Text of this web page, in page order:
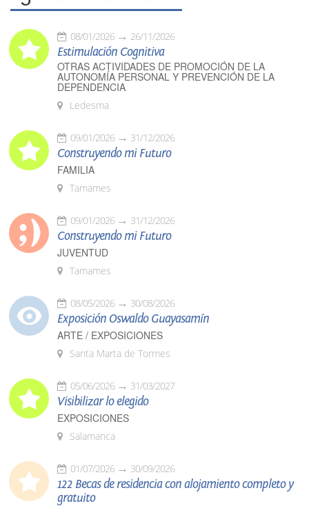
08/01/2026 26/11/2026
Estimulación Cognitiva
OTRAS ACTIVIDADES DE PROMOCIÓN DE LA
AUTONOMÍA PERSONAL Y PREVENCIÓN DE LA
DEPENDENCIA
Ledesma
09/01/2026 31/12/2026
Construyendo mi Futuro
FAMILIA
Tamames
09/01/2026 31/12/2026
Construyendo mi Futuro
JUVENTUD
Tamames
08/05/2026 30/08/2026
Exposición Oswaldo Guayasamín
ARTE / EXPOSICIONES
Santa Marta de Tormes
05/06/2026 31/03/2027
Visibilizar lo elegido
EXPOSICIONES
Salamanca
01/07/2026 30/09/2026
122 Becas de residencia con alojamiento completo y
gratuito